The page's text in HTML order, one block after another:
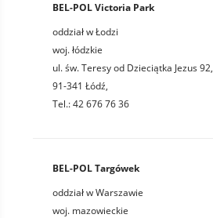
BEL-POL Victoria Park
oddział w Łodzi
woj. łódzkie
ul. św. Teresy od Dzieciątka Jezus 92,
91-341 Łódź,
Tel.: 42 676 76 36
BEL-POL Targówek
oddział w Warszawie
woj. mazowieckie